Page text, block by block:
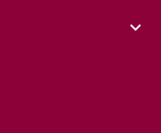
